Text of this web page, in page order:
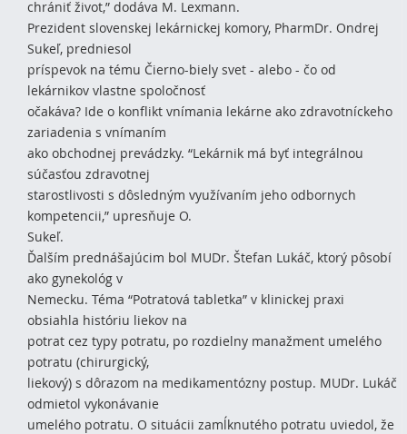
chrániť život,” dodáva M. Lexmann.
Prezident slovenskej lekárnickej komory, PharmDr. Ondrej
Sukeľ, predniesol
príspevok na tému Čierno-biely svet - alebo - čo od
lekárnikov vlastne spoločnosť
očakáva? Ide o konflikt vnímania lekárne ako zdravotníckeho
zariadenia s vnímaním
ako obchodnej prevádzky. “Lekárnik má byť integrálnou
súčasťou zdravotnej
starostlivosti s dôsledným využívaním jeho odbornych
kompetencii,” upresňuje O.
Sukeľ.
Ďalším prednášajúcim bol MUDr. Štefan Lukáč, ktorý pôsobí
ako gynekológ v
Nemecku. Téma “Potratová tabletka” v klinickej praxi
obsiahla históriu liekov na
potrat cez typy potratu, po rozdielny manažment umelého
potratu (chirurgický,
liekový) s dôrazom na medikamentózny postup. MUDr. Lukáč
odmietol vykonávanie
umelého potratu. O situácii zamĺknutého potratu uviedol, že